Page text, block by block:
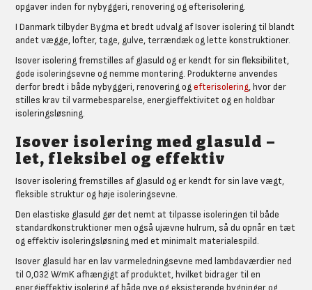
opgaver inden for nybyggeri, renovering og efterisolering.
I Danmark tilbyder Bygma et bredt udvalg af Isover isolering til blandt
andet vægge, lofter, tage, gulve, terrændæk og lette konstruktioner.
Isover isolering fremstilles af glasuld og er kendt for sin fleksibilitet,
gode isoleringsevne og nemme montering. Produkterne anvendes
derfor bredt i både nybyggeri, renovering ogefterisolering, hvor der
stilles krav til varmebesparelse, energieffektivitet og en holdbar
isoleringsløsning.
Isover isolering med glasuld –
let, fleksibel og effektiv
Isover isolering fremstilles af glasuld og er kendt for sin lave vægt,
fleksible struktur og høje isoleringsevne.
Den elastiske glasuld gør det nemt at tilpasse isoleringen til både
standardkonstruktioner men også ujævne hulrum, så du opnår en tæt
og effektiv isoleringsløsning med et minimalt materialespild.
Isover glasuld har en lav varmeledningsevne med lambdaværdier ned
til 0,032 W/mK afhængigt af produktet, hvilket bidrager til en
energieffektiv isolering af både nye og eksisterende bygninger og